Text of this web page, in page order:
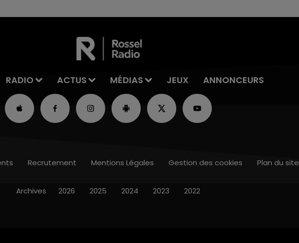
RADIO ACTUS MÉDIAS JEUX ANNONCEURS
Recrutement Mentions Légales Gestion des cookies Plan du site
Archives 2026 2025 2024 2023 2022